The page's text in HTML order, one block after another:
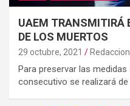
UAEM TRANSMITIRÁ
DE LOS MUERTOS
29 octubre, 2021 Redaccion
Para preservar las
consecutivo se realizará